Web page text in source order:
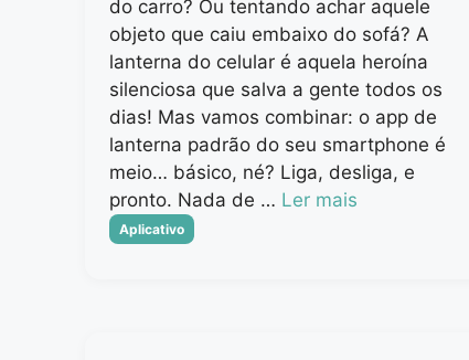
do carro? Ou tentando achar aquele
objeto que caiu embaixo do sofá? A
lanterna do celular é aquela heroína
silenciosa que salva a gente todos os
dias! Mas vamos combinar: o app de
lanterna padrão do seu smartphone é
meio… básico, né? Liga, desliga, e
pronto. Nada de … Ler mais
Categorias
Aplicativo